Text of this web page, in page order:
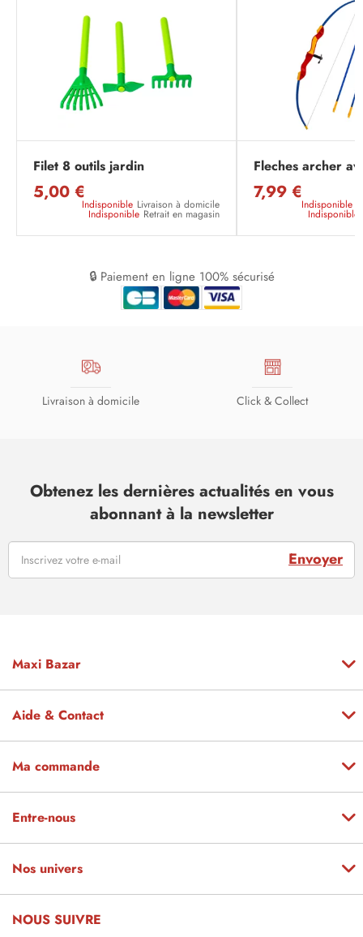
Filet 8 outils jardin
5,00 €
Indisponible Livraison à domicile
Indisponible Retrait en magasin
Fleches archer
7,99 €
Indisponible
Indisponible
🔒 Paiement en ligne 100% sécurisé
Livraison à domicile Click & Collect
Obtenez les dernières actualités en vous
abonnant à la newsletter
Envoyer
Maxi Bazar
Aide & Contact
Ma commande
Entre-nous
Nos univers
NOUS SUIVRE